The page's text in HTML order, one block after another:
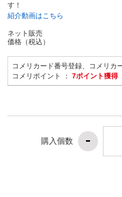
す！
紹介動画はこちら
ネット販売
価格（税込）
コメリカード番号登録、コメリカ
コメリポイント ： 7ポイント獲得
購入個数